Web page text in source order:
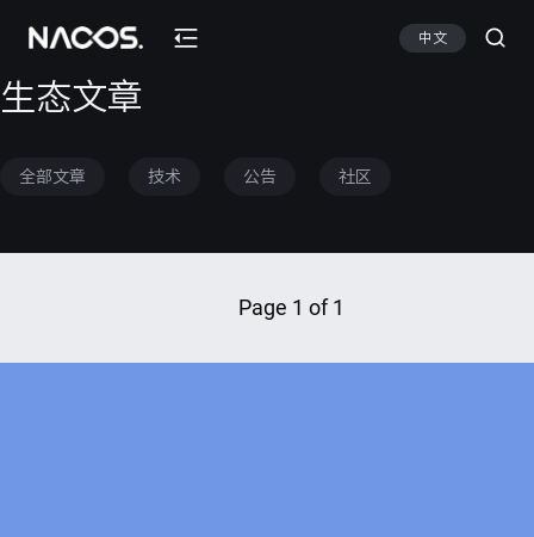
中文
生态文章
全部文章 技术 公告 社区
Page 1 of 1